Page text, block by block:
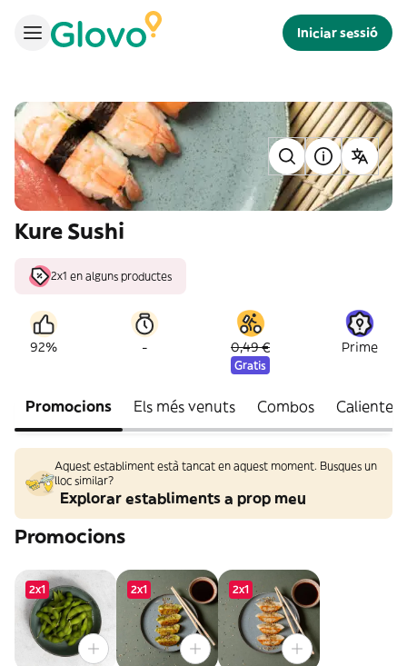
Iniciar sessió
Kure Sushi
2x1 en alguns productes
92% - 0,49 €
Gratis
Prime
Promocions Els més venuts Combos Calientes
Aquest establiment està tancat en aquest moment. Busques un
lloc similar?
Explorar establiments a prop meu
Promocions
2x1 2x1 2x1